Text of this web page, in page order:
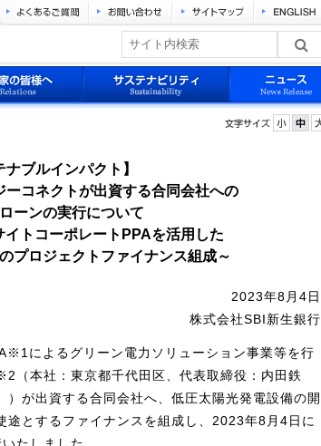
ナブルインパクト】
ーコネクトが出資する合同会社への
ーンの実行について
イトコーポレートPPAを活用した
プロジェクトファイナンス組成～
2023年8月4日
株式会社SBI新生銀行
によるグリーン電力ソリューション事業等を行
（本社：東京都千代田区、代表取締役：内田鉄
が出資する合同会社へ、低圧太陽光発電設備の開
途とするファイナンスを組成し、2023年8月4日に